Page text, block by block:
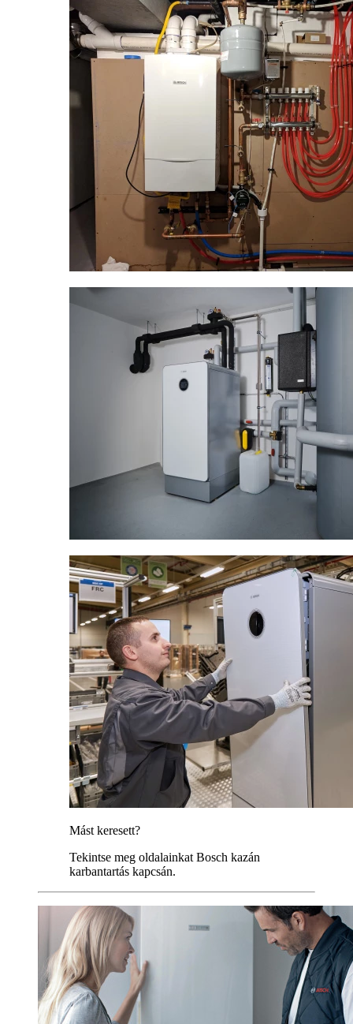
Mást keresett?
Tekintse meg oldalainkat Bosch kazán
karbantartás kapcsán.